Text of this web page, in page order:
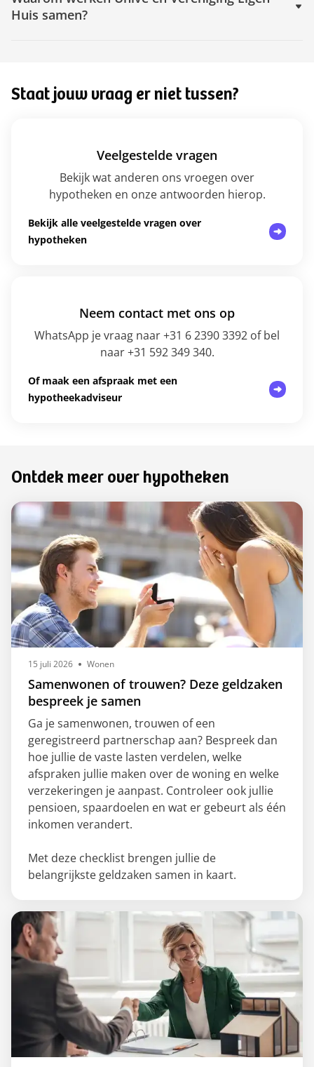
Huis samen?
Staat jouw vraag er niet tussen?
Veelgestelde vragen
Bekijk wat anderen ons vroegen over
hypotheken en onze antwoorden hierop.
Bekijk alle veelgestelde vragen over
hypotheken
Neem contact met ons op
WhatsApp je vraag naar +31 6 2390 3392 of bel
naar +31 592 349 340.
Of maak een afspraak met een
hypotheekadviseur
Ontdek meer over hypotheken
Samenwonen of trouwen? Deze geldzaken
bespreek je samen
15 juli 2026 Wonen
Ga je samenwonen, trouwen of een
geregistreerd partnerschap aan? Bespreek dan
hoe jullie de vaste lasten verdelen, welke
afspraken jullie maken over de woning en welke
verzekeringen je aanpast. Controleer ook jullie
pensioen, spaardoelen en wat er gebeurt als één
inkomen verandert.
Met deze checklist brengen jullie de
belangrijkste geldzaken samen in kaart.